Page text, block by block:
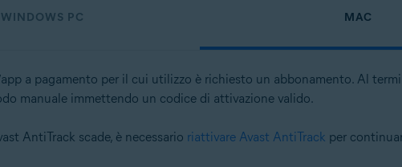
WINDOWS PC MAC
a pagamento per il cui utilizzo è richiesto un abbonamento. Al
manuale immettendo un codice di attivazione valido.
AntiTrack scade, è necessario riattivare Avast AntiTrack per